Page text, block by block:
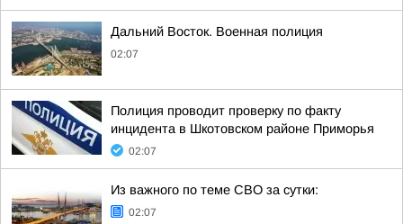
Дальний Восток. Военная полиция
02:07
Полиция проводит проверку по факту
инцидента в Шкотовском районе Приморья
02:07
Из важного по теме СВО за сутки:
02:07